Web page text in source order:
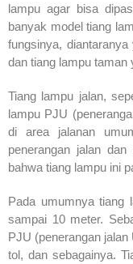
lampu agar bisa
banyak model tiang
fungsinya,
dan tiang lampu
Tiang lampu jalan,
lampu PJU
di area jalanan
penerangan jalan
bahwa tiang lampu ini
Pada umumnya tiang
sampai 10 meter.
PJU (penerangan
tol, dan sebagainya.